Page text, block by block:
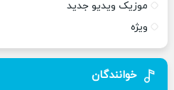
موزیک ویدیو جدید
ویژه
خوانندگان